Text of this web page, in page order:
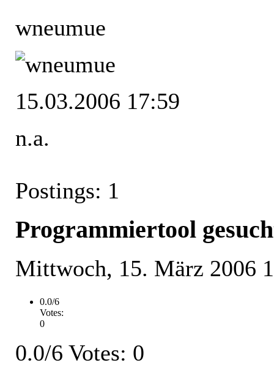
wneumue
15.03.2006 17:59
n.a.
Postings: 1
Programmiertool
Mittwoch, 15. März 2006
0.0/6
Votes:
0
0.0/6 Votes: 0